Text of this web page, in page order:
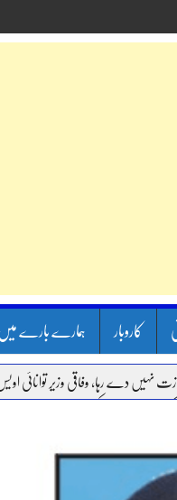
کاروبار ہمارے بارے میں
نہیں دے رہا، وفاقی وزیر توانائی
ایس آئی سمیت 12 اہلکاروں کو نوکری سے فارغ کردیا گیا۔
کانفرنس شہید گر وپ